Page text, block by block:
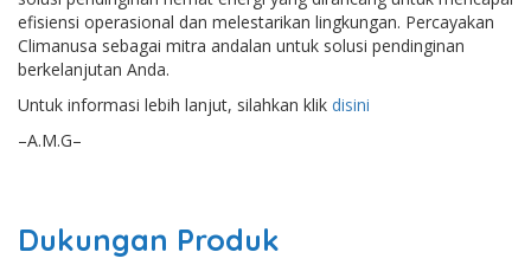
efisiensi operasional dan melestarikan lingkungan. Percayakan
Climanusa sebagai mitra andalan untuk solusi pendinginan
berkelanjutan Anda.
Untuk informasi lebih lanjut, silahkan klik disini
–A.M.G–
Dukungan Produk